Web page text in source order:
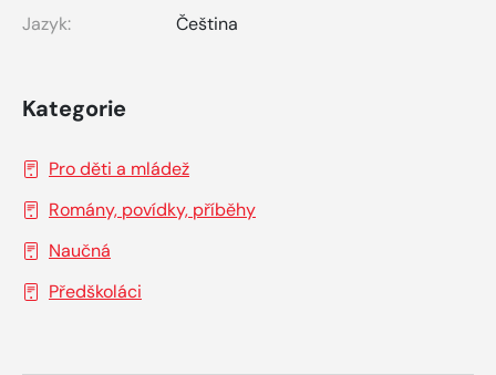
Jazyk:
Čeština
Kategorie
Pro děti a mládež
Romány, povídky, příběhy
Naučná
Předškoláci